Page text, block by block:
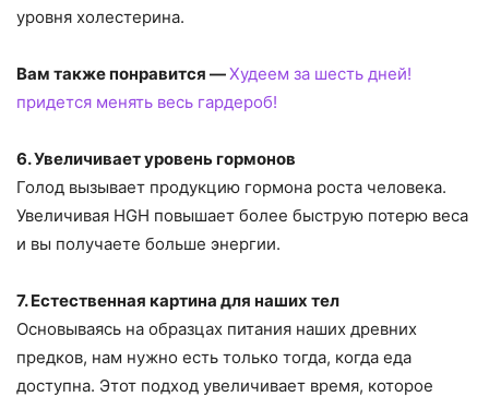
уровня холестерина.
Вам также понравится —Худеем за шесть дней!
придется менять весь гардероб!
6. Увеличивает уровень гормонов
Голод вызывает продукцию гормона роста человека.
Увеличивая HGH повышает более быструю потерю веса
и вы получаете больше энергии.
7. Естественная картина для наших тел
Основываясь на образцах питания наших древних
предков, нам нужно есть только тогда, когда еда
доступна. Этот подход увеличивает время, которое